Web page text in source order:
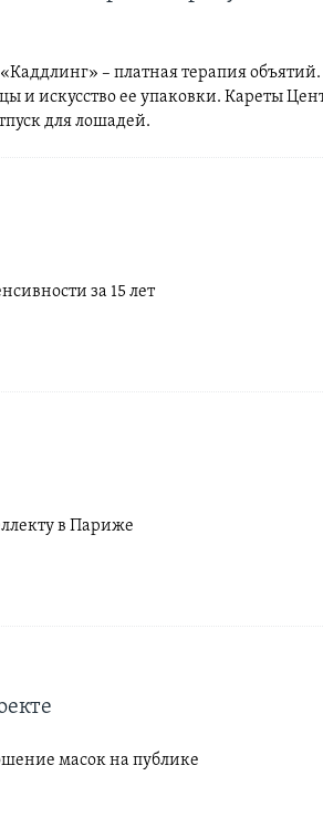
– платная терапия объятий.
и искусство ее упаковки. Кареты
для лошадей.
за 15 лет
в Париже
масок на публике